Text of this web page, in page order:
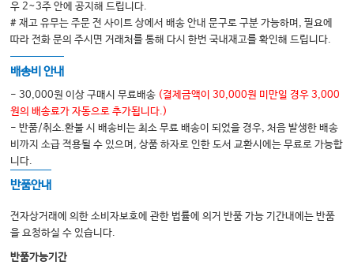
Chapter 05 손목
1. 손목 요골측의 통증
2. 손목의 염좌 후 통증: 손목 배측
Chapter 06 손바닥
1. 수근관증후군
Chapter 07 손가락
우 2~3주 안에 공지해 드립니다.
# 재고 유무는 주문 전 사이트 상에서 배송 안내 문구로 구분 가능하며, 필요에
따라 전화 문의 주시면 거래처를 통해 다시 한번 국내재고를 확인해 드립니다.
배송비 안내
- 30,000원 이상 구매시 무료배송 (결제금액이 30,000원 미만일 경우 3,000
원의 배송료가 자동으로 추가됩니다.)
- 반품/취소.환불 시 배송비는 최소 무료 배송이 되었을 경우, 처음 발생한 배송
비까지 소급 적용될 수 있으며, 상품 하자로 인한 도서 교환시에는 무료로 가능합
니다.
반품안내
전자상거래에 의한 소비자보호에 관한 법률에 의거 반품 가능 기간내에는 반품
을 요청하실 수 있습니다.
반품가능기간